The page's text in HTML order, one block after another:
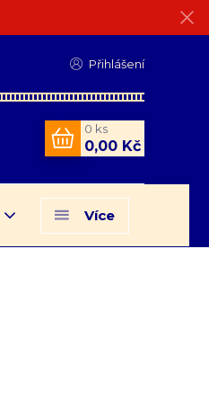
Přihlášení
0 ks
0,00 Kč
Více